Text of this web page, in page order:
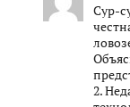
Сур-
2.